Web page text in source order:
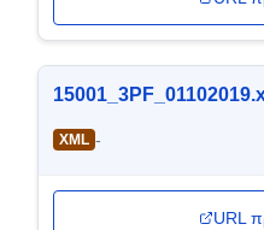
XML -
URL